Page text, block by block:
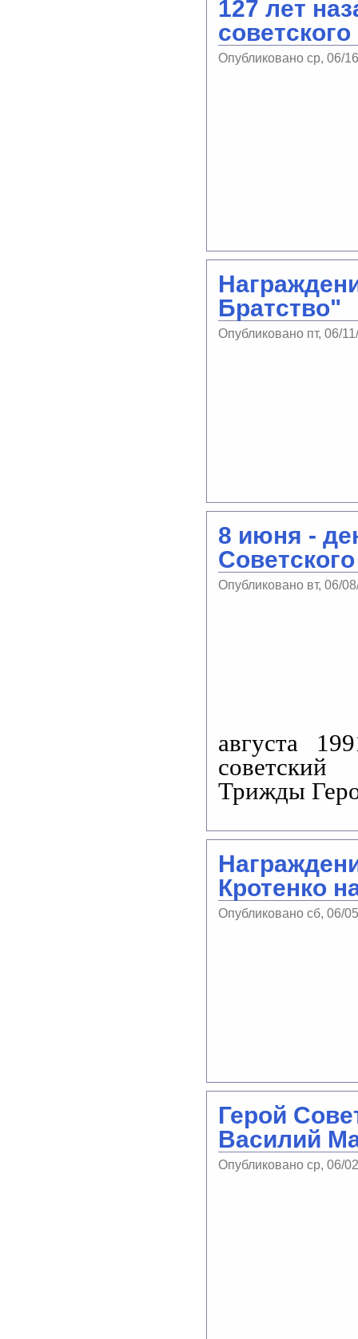
127 лет
Опубликовано ср, 06/
Братство"
Опубликовано пт, 06/
8 июня -
Опубликовано вт, 06/
августа
Трижды
Кротенко
Опубликовано сб, 06/
Герой
Василий
Опубликовано ср, 06/